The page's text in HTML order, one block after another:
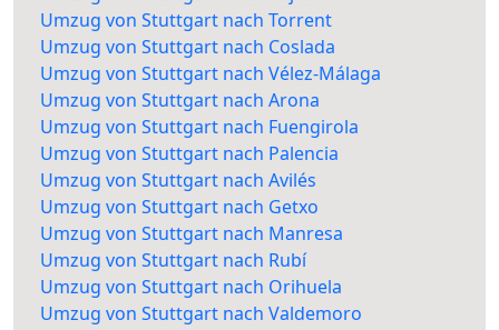
Umzug von Stuttgart nach Torrent
Umzug von Stuttgart nach Coslada
Umzug von Stuttgart nach Vélez-Málaga
Umzug von Stuttgart nach Arona
Umzug von Stuttgart nach Fuengirola
Umzug von Stuttgart nach Palencia
Umzug von Stuttgart nach Avilés
Umzug von Stuttgart nach Getxo
Umzug von Stuttgart nach Manresa
Umzug von Stuttgart nach Rubí
Umzug von Stuttgart nach Orihuela
Umzug von Stuttgart nach Valdemoro